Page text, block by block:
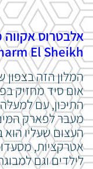
El Sheikh
המלון הזה
אום סיד מחזיק
מעבר לפארק
העצום שעליו הוא
אטרקציות,
לילדים וגם